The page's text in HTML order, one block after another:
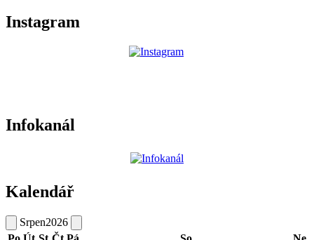
Instagram
Infokanál
Kalendář
Srpen2026